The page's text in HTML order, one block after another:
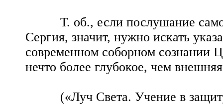
Т. об., если послушание само
Сергия, значит, нужно искать
современном соборном сознании
нечто более глубокое, чем
(«Луч Света. Учение в защиту